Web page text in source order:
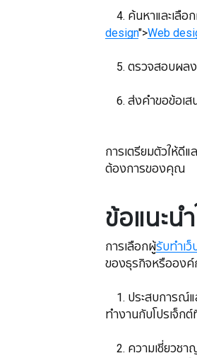
4. ค้นหาและเลือ
design">Web
5. ตรวจสอบผลง
6. ส่งคำขอข้อเส
การเตรียมตัวให้ดีแ
ต้องการของคุณ
ข้อแนะน
การเลือกผู้รับทำเว็
ของธุรกิจหรือองค์
1. ประสบการณ์แ
ทำงานกับโปรเจ็
2. ความเชี่ยวชา